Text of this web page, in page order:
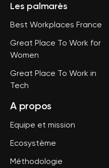
Les palmarès
Best Workplaces France
Great Place To Work for
Women
Great Place To Work in
Tech
A propos
Equipe et mission
Ecosystème
Méthodologie